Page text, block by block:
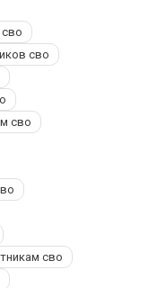
сво
сво
сво